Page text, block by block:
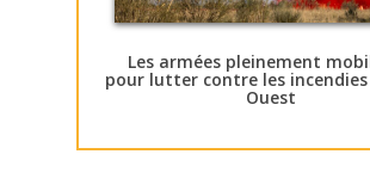
Les armées pleinement
pour lutter contre les incendies
Ouest